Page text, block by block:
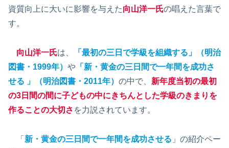
資質向上に大いに影響を与えた向山洋一氏の唱えた言葉で
す。
向山洋一氏は、
「最初の三日で学級を組織する」（明治
図書・1999年） や 「新・黄金の三日間で一年間を成功さ
せる 」（明治図書・2011年） の中で、 新年度当初の最初
の3日間の間に子どもの中にきちんとした学級のきまりを
作ることの大切さ を力説されています。
「 新・黄金の三日間で一年間を成功させる 」の紹介ペー